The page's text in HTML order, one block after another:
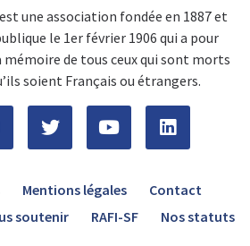
une association fondée en 1887 et
le 1er février 1906 qui a pour
de tous ceux qui sont morts
soient Français ou étrangers.
Mentions légales
Contact
soutenir RAFI-SF Nos statuts